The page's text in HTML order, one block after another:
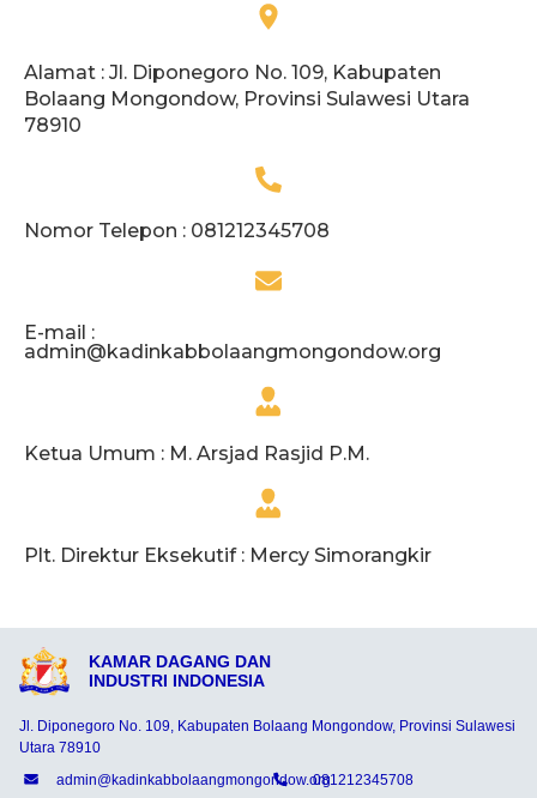
Alamat : Jl. Diponegoro No. 109, Kabupaten
Bolaang Mongondow, Provinsi Sulawesi Utara
78910
Nomor Telepon : 081212345708
E-mail :
admin@kadinkabbolaangmongondow.org
Ketua Umum : M. Arsjad Rasjid P.M.
Plt. Direktur Eksekutif : Mercy Simorangkir
KAMAR DAGANG DAN
INDUSTRI INDONESIA
Jl. Diponegoro No. 109, Kabupaten Bolaang Mongondow, Provinsi Sulawesi
Utara 78910
admin@kadinkabbolaangmongondow.org081212345708